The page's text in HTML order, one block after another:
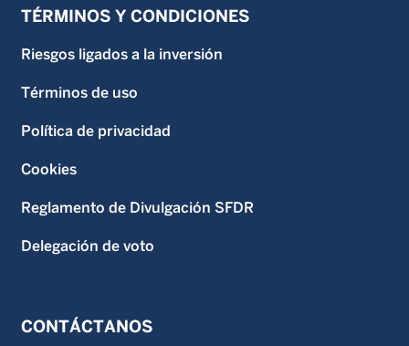
TÉRMINOS Y CONDICIONES
Riesgos ligados a la inversión
Términos de uso
Política de privacidad
Cookies
Reglamento de Divulgación SFDR
Delegación de voto
CONTÁCTANOS